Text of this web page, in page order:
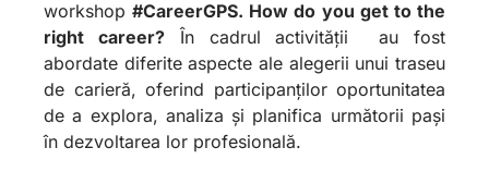
workshop#CareerGPS. How do you get to the
right career?În cadrul activității au fost
abordate diferite aspecte ale alegerii unui traseu
de carieră, oferind participanților oportunitatea
de a explora, analiza și planifica următorii pași
în dezvoltarea lor profesională.